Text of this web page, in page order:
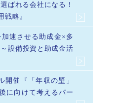
ばれる会社になる！
戦略』
加速させる助成金×多
設備投資と助成金活
催『「年収の壁」
に向けて考えるパー